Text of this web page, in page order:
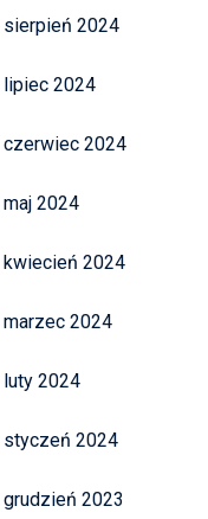
sierpień 2024
lipiec 2024
czerwiec 2024
maj 2024
kwiecień 2024
marzec 2024
luty 2024
styczeń 2024
grudzień 2023